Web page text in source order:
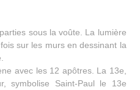
sous la voûte. La lumière
sur les murs en dessinant la
avec les 12 apôtres. La 13e,
symbolise Saint-Paul le 13e